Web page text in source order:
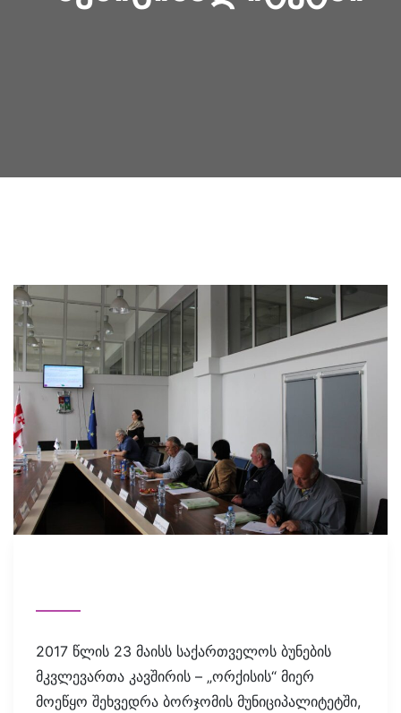
2017 წლის 23 მაისს საქართველოს ბუნების
მკვლევართა კავშირის – „ორქისის“ მიერ
მოეწყო შეხვედრა ბორჯომის მუნიციპალიტეტში,